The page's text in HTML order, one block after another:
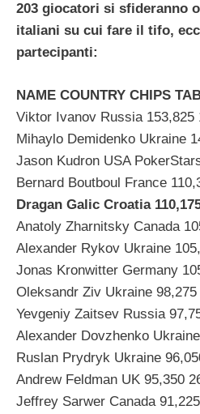
203 giocatori si sfideranno
italiani su cui fare il tifo,
partecipanti:
NAME COUNTRY CHIPS
Viktor Ivanov Russia 153,825
Mihaylo Demidenko Ukraine
Jason Kudron USA
Bernard Boutboul France
Dragan Galic Croatia
Anatoly Zharnitsky Canada
Alexander Rykov Ukraine
Jonas Kronwitter Germany
Oleksandr Ziv Ukraine 98,275
Yevgeniy Zaitsev Russia
Alexander Dovzhenko
Ruslan Prydryk Ukraine
Andrew Feldman UK 95,350
Jeffrey Sarwer Canada